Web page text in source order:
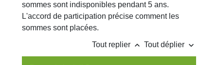
sommes sont indisponibles pendant 5 ans.
L'accord de participation précise comment les
sommes sont placées.
Tout replier keyboard_arrow_up Tout déplier keyboard_arrow_down